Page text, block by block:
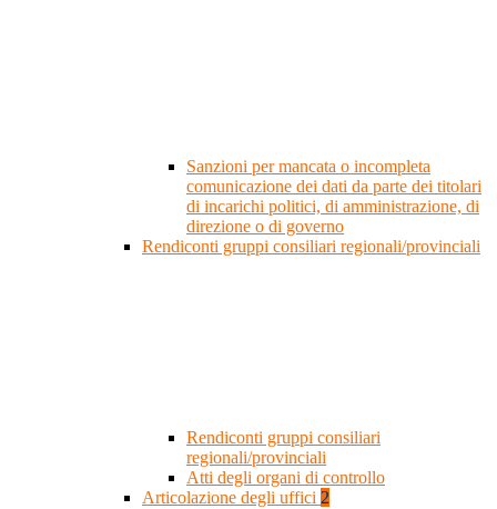
Sanzioni per mancata o incompleta
comunicazione dei dati da parte dei titolari
di incarichi politici, di amministrazione, di
direzione o di governo
Rendiconti gruppi consiliari regionali/provinciali
Rendiconti gruppi consiliari
regionali/provinciali
Atti degli organi di controllo
Articolazione degli uffici 2